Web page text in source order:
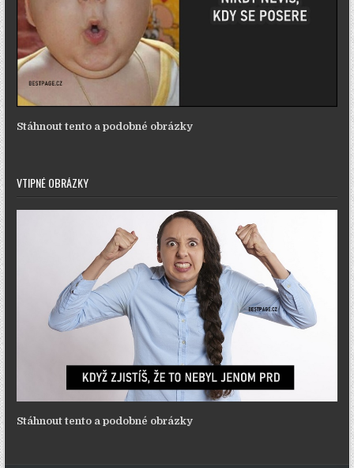
Stáhnout tento a podobné obrázky
VTIPNÉ OBRÁZKY
Stáhnout tento a podobné obrázky